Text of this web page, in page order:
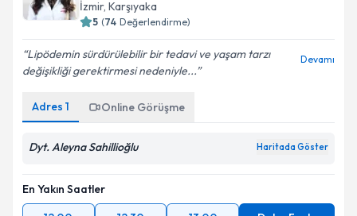
İzmir, Karşıyaka
5 (74 Değerlendirme)
Lipödemin sürdürülebilir bir tedavi ve yaşam tarzı
değişikliği gerektirmesi nedeniyle...
Devamı
Adres 1 Online Görüşme
Dyt. Aleyna Sahillioğlu Haritada Göster
En Yakın Saatler